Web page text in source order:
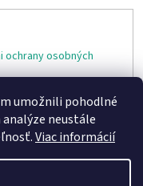
umožnili pohodlné
neustále
Viac informácií
ochrany osobných